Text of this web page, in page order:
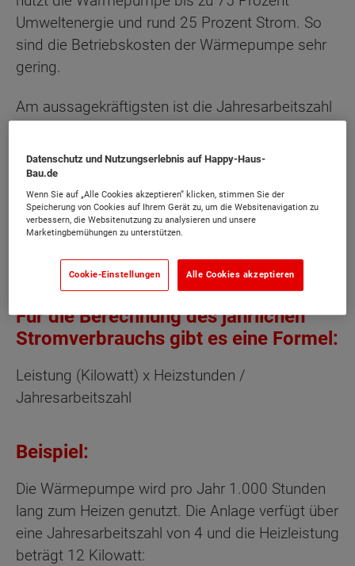
Umweltenergie und rund 25 Prozent Strom. So
sind die Betriebskosten der Wärmepumpe sehr
gering.
Am aussagekräftigsten ist die Jahresarbeitszahl
das Verhältnis der erzeugten Wärme zum
Stromverbrauch. Anlagen mit Werten von 3 bis 4
oder mehr gelten als effizient. Sie werden
staatlich gefördert. Die Leistungsgröße der
Wärmepumpe wird in Kilowatt angegeben und
ist ebenso entscheidend.
Für die Berechnung des jährlichen
Stromverbrauchs gibt es eine Formel:
Leistung (Kilowatt) x Heizstunden /
Jahresarbeitszahl
Beispiel:
Die Wärmepumpe wird pro Jahr 1.000 Stunden
lang zum Heizen genutzt. Die Anlage verfügt über
eine Jahresarbeitszahl von 4 und die Heizleistung
beträgt 12 Kilowatt:
Datenschutz und Nutzungserlebnis auf Happy-Haus-
Bau.de
Wenn Sie auf „Alle Cookies akzeptieren“ klicken, stimmen Sie der
Speicherung von Cookies auf Ihrem Gerät zu, um die Websitenavigation zu
verbessern, die Websitenutzung zu analysieren und unsere
Marketingbemühungen zu unterstützen.
Cookie-Einstellungen Alle Cookies akzeptieren